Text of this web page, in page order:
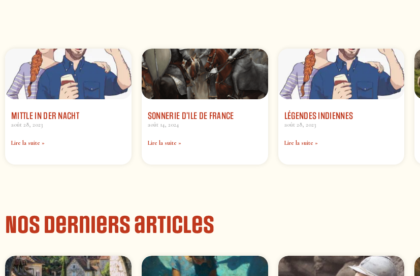
MITTLE IN DER NACHT
août 28, 2023
Lire la suite »
SONNERIE D’ILE DE FRANCE
août 14, 2024
Lire la suite »
LÉGENDES INDIENNES
août 28, 2023
Lire la suite »
Nos derniers articles